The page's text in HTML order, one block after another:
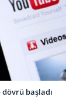
başladı